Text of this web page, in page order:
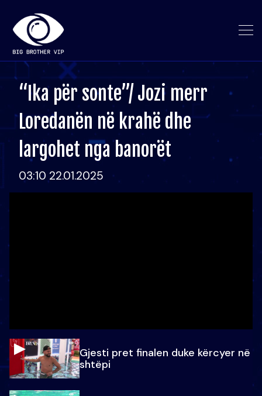
“Ika për sonte”/ Jozi merr
Loredanën në krahë dhe
largohet nga banorët
03:10 22.01.2025
Gjesti pret finalen duke kërcyer në
shtëpi